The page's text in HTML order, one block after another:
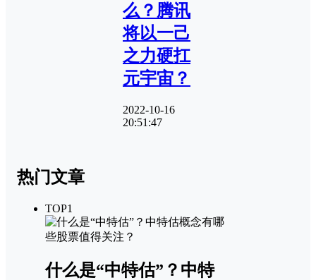
么？腾讯
将以一己
之力硬扛
元宇宙？
2022-10-16
20:51:47
热门文章
TOP1
什么是“中特估”？中特